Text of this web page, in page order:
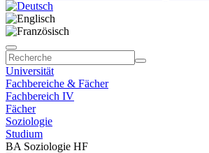
Universität
Fachbereiche & Fächer
Fachbereich IV
Fächer
Soziologie
Studium
BA Soziologie HF